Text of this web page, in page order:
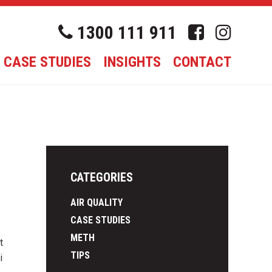
1300 111 911
CASE STUDIES INSIGHTS CONTACT
CATEGORIES
AIR QUALITY
CASE STUDIES
METH
TIPS